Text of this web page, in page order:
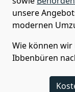
unsere
modernen
Wie können wir
Ibbenbüren